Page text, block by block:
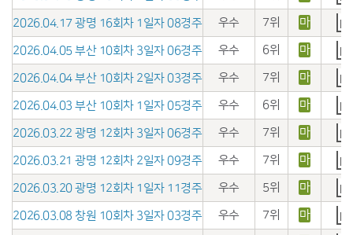
2026.04.17 광명 16회차 1일자 08경주 우수 7위 마
2026.04.05 부산 10회차 3일자 06경주 우수 6위 마
2026.04.04 부산 10회차 2일자 03경주 우수 7위 마
2026.04.03 부산 10회차 1일자 05경주 우수 6위 마
2026.03.22 광명 12회차 3일자 06경주 우수 7위 마
2026.03.21 광명 12회차 2일자 09경주 우수 7위 마
2026.03.20 광명 12회차 1일자 11경주 우수 5위 마
2026.03.08 창원 10회차 3일자 03경주 우수 7위 마